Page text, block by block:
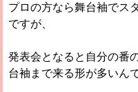
プロの方なら舞台袖でス
ですが、
発表会となると自分の番
台袖まで来る形が多いん